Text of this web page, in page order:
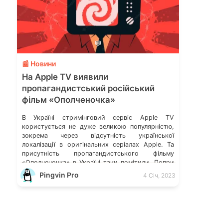
💬
📰 Новини
На Apple TV виявили
пропагандистський російський
фільм «Ополченочка»
В Україні стримінговий сервіс Apple TV
користується не дуже великою популярністю,
зокрема через відсутність української
локалізації в оригінальних серіалах Apple. Та
присутність пропагандистського фільму
«Ополченочка» в Україні таки помітили. Попри
те, що це кіно лайно доступне лише в низці
країн, у багатьох інтернет-користувачів сам
Pingvin Pro 4 Січ, 2023